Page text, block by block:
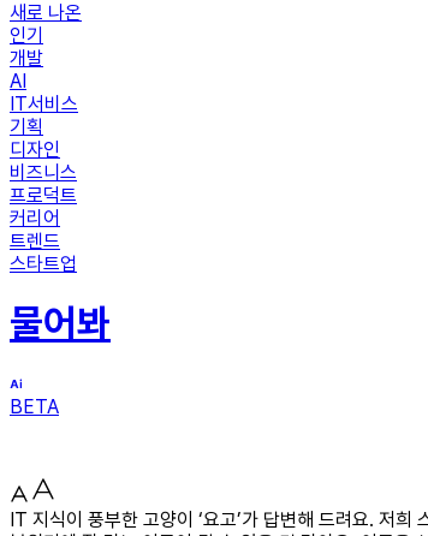
새로 나온
인기
개발
AI
IT서비스
기획
디자인
비즈니스
프로덕트
커리어
트렌드
스타트업
물어봐
BETA
IT 지식이 풍부한 고양이 ‘요고’가 답변해 드려요. 저